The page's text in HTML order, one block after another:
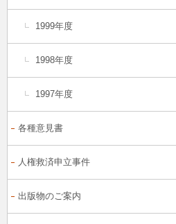
1999年度
1998年度
1997年度
各種意見書
人権救済申立事件
出版物のご案内